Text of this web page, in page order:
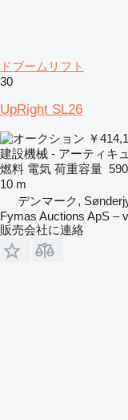
ドブームリフト
30
UpRight SL26
￥
建設機械 - アーティキ
燃料 電気 荷重容量
10 m
デンマーク,
Fymas Auctions ApS –
販売会社に連絡